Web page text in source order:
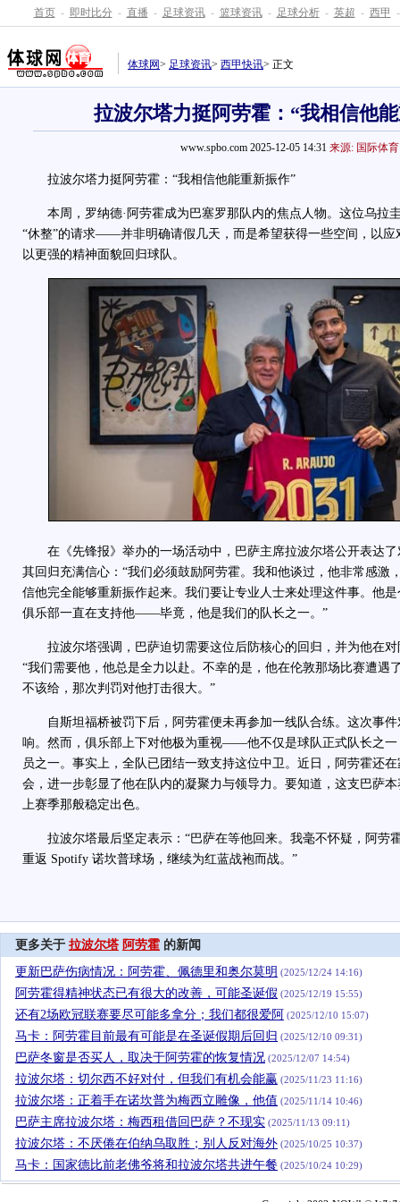
首页 - 即时比分 - 直播 - 足球资讯 - 篮球资讯 - 足球分析 - 英超 - 西甲 -
体球网> 足球资讯> 西甲快讯> 正文
拉波尔塔力挺阿劳霍：“我相信他
www.spbo.com 2025-12-05 14:31 来源: 国际体育
拉波尔塔力挺阿劳霍：“我相信他能重新振作”
本周，罗纳德·阿劳霍成为巴塞罗那队内的焦点人物。这位乌拉
“休整”的请求——并非明确请假几天，而是希望获得一些空间，以应
以更强的精神面貌回归球队。
在《先锋报》举办的一场活动中，巴萨主席拉波尔塔公开表达了
其回归充满信心：“我们必须鼓励阿劳霍。我和他谈过，他非常感激
信他完全能够重新振作起来。我们要让专业人士来处理这件事。他
俱乐部一直在支持他——毕竟，他是我们的队长之一。”
拉波尔塔强调，巴萨迫切需要这位后防核心的回归，并为他在对
“我们需要他，他总是全力以赴。不幸的是，他在伦敦那场比赛遭遇
不该给，那次判罚对他打击很大。”
自斯坦福桥被罚下后，阿劳霍便未再参加一线队合练。这次事件
响。然而，俱乐部上下对他极为重视——他不仅是球队正式队长之一
员之一。事实上，全队已团结一致支持这位中卫。近日，阿劳霍还
会，进一步彰显了他在队内的凝聚力与领导力。要知道，这支巴萨
上赛季那般稳定出色。
拉波尔塔最后坚定表示：“巴萨在等他回来。我毫不怀疑，阿劳
重返 Spotify 诺坎普球场，继续为红蓝战袍而战。”
更多关于 拉波尔塔 阿劳霍 的新闻
更新巴萨伤病情况：阿劳霍、佩德里和奥尔莫明 (2025/12/24 14:16)
阿劳霍得精神状态已有很大的改善，可能圣诞假 (2025/12/19 15:55)
还有2场欧冠联赛要尽可能多拿分；我们都很爱阿 (2025/12/10 15:07)
马卡：阿劳霍目前最有可能是在圣诞假期后回归 (2025/12/10 09:31)
巴萨冬窗是否买人，取决于阿劳霍的恢复情况 (2025/12/07 14:54)
拉波尔塔：切尔西不好对付，但我们有机会能赢 (2025/11/23 11:16)
拉波尔塔：正着手在诺坎普为梅西立雕像，他值 (2025/11/14 10:46)
巴萨主席拉波尔塔：梅西租借回巴萨？不现实 (2025/11/13 09:11)
拉波尔塔：不厌倦在伯纳乌取胜；别人反对海外 (2025/10/25 10:37)
马卡：国家德比前老佛爷将和拉波尔塔共进午餐 (2025/10/24 10:29)